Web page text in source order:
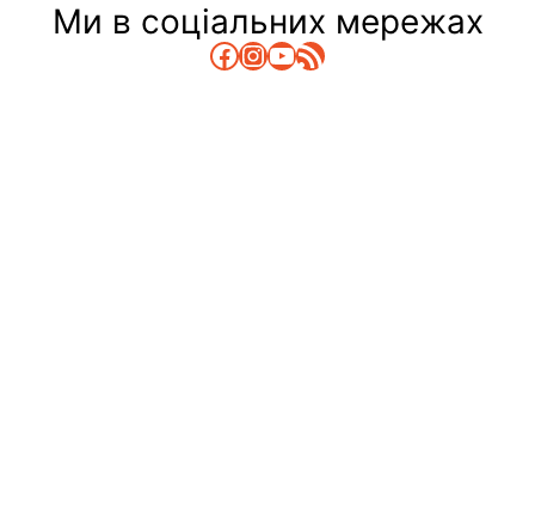
Ми в соціальних мережах
Facebook
Instagram
YouTube
RSS Канал